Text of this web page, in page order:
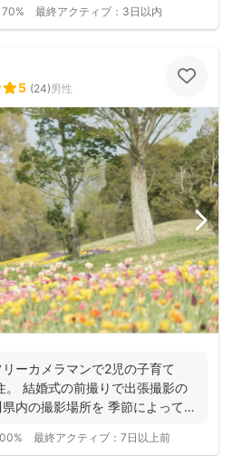
70% 最終アクティブ： 3日以内
5 (24)男性
ーカメラマンで2児の子育て
。 結婚式の前撮りで出張撮影の
内の撮影場所を 季節によって最
最終アクティブ： 7日以上前